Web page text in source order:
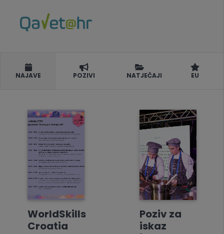
NAJAVE POZIVI NATJEČAJI EU
WorldSkills
Croatia
Poziv za
iskaz